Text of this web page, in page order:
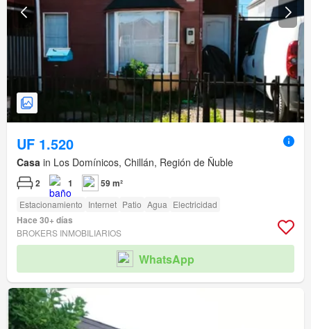
UF 1.520
Casa in Los Domínicos, Chillán, Región de Ñuble
2 1 59 m²
Estacionamiento Internet Patio Agua Electricidad
Hace 30+ días
BROKERS INMOBILIARIOS
WhatsApp